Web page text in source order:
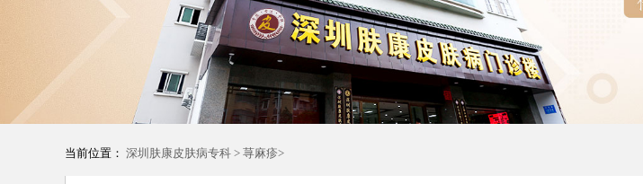
当前位置： 深圳肤康皮肤病专科 > 荨麻疹>